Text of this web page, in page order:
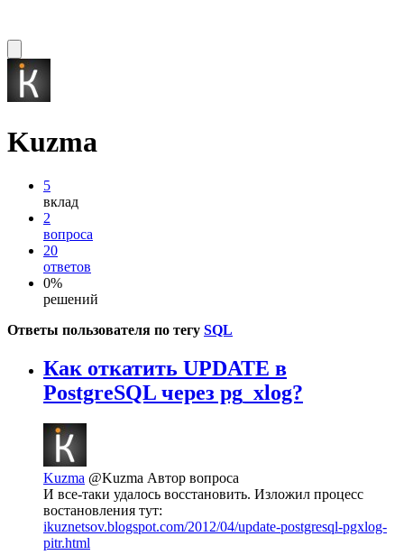
Kuzma
5
вклад
2
вопроса
20
ответов
0%
решений
Ответы пользователя по тегу SQL
Как откатить UPDATE в
PostgreSQL через pg_xlog?
Kuzma @Kuzma Автор вопроса
И все-таки удалось восстановить. Изложил процесс
востановления тут:
ikuznetsov.blogspot.com/2012/04/update-postgresql-pgxlog-
pitr.html